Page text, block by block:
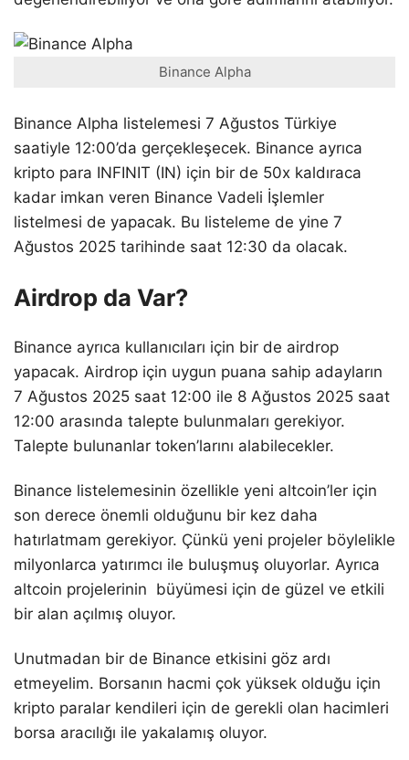
Binance Alpha
Binance Alpha listelemesi 7 Ağustos Türkiye
saatiyle 12:00’da gerçekleşecek. Binance ayrıca
kripto para INFINIT (IN) için bir de 50x kaldıraca
kadar imkan veren Binance Vadeli İşlemler
listelmesi de yapacak. Bu listeleme de yine 7
Ağustos 2025 tarihinde saat 12:30 da olacak.
Airdrop da Var?
Binance ayrıca kullanıcıları için bir de airdrop
yapacak. Airdrop için uygun puana sahip adayların
7 Ağustos 2025 saat 12:00 ile 8 Ağustos 2025 saat
12:00 arasında talepte bulunmaları gerekiyor.
Talepte bulunanlar token’larını alabilecekler.
Binance listelemesinin özellikle yeni altcoin’ler için
son derece önemli olduğunu bir kez daha
hatırlatmam gerekiyor. Çünkü yeni projeler böylelikle
milyonlarca yatırımcı ile buluşmuş oluyorlar. Ayrıca
altcoin projelerinin büyümesi için de güzel ve etkili
bir alan açılmış oluyor.
Unutmadan bir de Binance etkisini göz ardı
etmeyelim. Borsanın hacmi çok yüksek olduğu için
kripto paralar kendileri için de gerekli olan hacimleri
borsa aracılığı ile yakalamış oluyor.